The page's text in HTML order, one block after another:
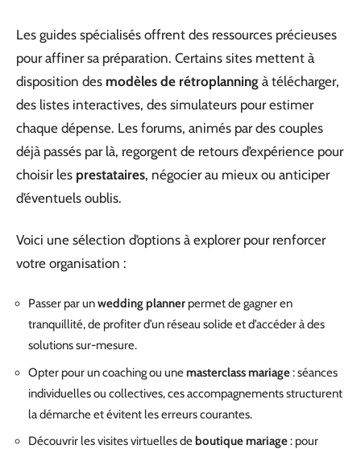
Les guides spécialisés offrent des ressources précieuses
pour affiner sa préparation. Certains sites mettent à
disposition des modèles de rétroplanning à télécharger,
des listes interactives, des simulateurs pour estimer
chaque dépense. Les forums, animés par des couples
déjà passés par là, regorgent de retours d’expérience pour
choisir les prestataires, négocier au mieux ou anticiper
d’éventuels oublis.
Voici une sélection d’options à explorer pour renforcer
votre organisation :
Passer par unwedding planner permet de gagner en
tranquillité, de profiter d’un réseau solide et d’accéder à des
solutions sur-mesure.
Opter pour un coaching ou unemasterclass mariage: séances
individuelles ou collectives, ces accompagnements structurent
la démarche et évitent les erreurs courantes.
Découvrir les visites virtuelles de boutique mariage: pour